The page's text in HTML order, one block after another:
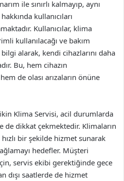
ile sınırlı kalmayıp, aynı
kullanıcıları
Kullanıcılar, klima
kullanılacağı ve bakım
alarak, kendi cihazlarını daha
Bu, hem cihazın
de olası arızaların önüne
Klima Servisi, acil durumlarda
de dikkat çekmektedir. Klimaların
bir şekilde hizmet sunarak
hedefler. Müşteri
servis ekibi gerektiğinde gece
dışı saatlerde de hizmet